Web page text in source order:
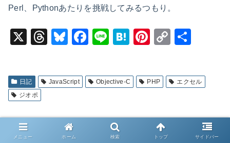
Perl、Pythonあたりを挑戦してみるつもり。
X
T
a
s
Bl
s
y
F
e
o
Li
H
n
Pi
e
C
y
n
日記 JavaScript Objective-C PHP
エクセル
ジオポ
メニュー ホーム 検索 トップ サイドバー